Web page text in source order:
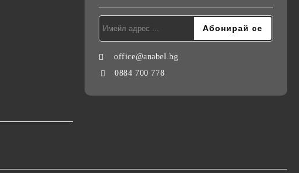
office@anabel.bg
0884 700 778